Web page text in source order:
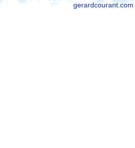
gerardcourant.com